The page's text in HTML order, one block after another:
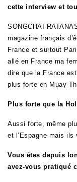
cette interview et
SONGCHAI
magazine français
France et surtout
allé en France ma
dire que la France
plus forte en Muay
Plus forte que la
Aussi forte, même
et l’Espagne mais
Vous êtes depuis
avez-vous pratiqué